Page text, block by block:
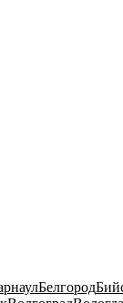
Белгород